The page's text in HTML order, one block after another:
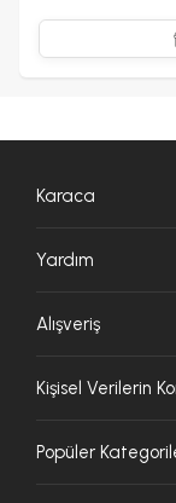
Karaca
Yardım
Alışveriş
Kişisel Verilerin
Popüler